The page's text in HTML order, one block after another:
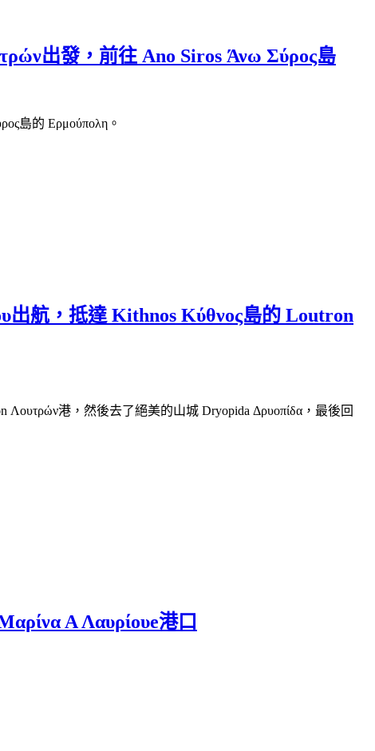
出發，前往 Ano Siros Άνω Σύρος島
島的 Ερμούπολη。
出航，抵達 Kithnos Κύθνος島的 Loutron
Λουτρών港，然後去了絕美的山城 Dryopida Δρυοπίδα，最後回
Α Λαυρίουe港口